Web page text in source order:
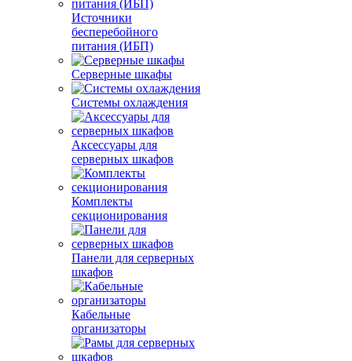
Источники
бесперебойного
питания (ИБП)
Серверные шкафы
Системы охлаждения
Аксессуары для
серверных шкафов
Комплекты
секционирования
Панели для серверных
шкафов
Кабельные
организаторы